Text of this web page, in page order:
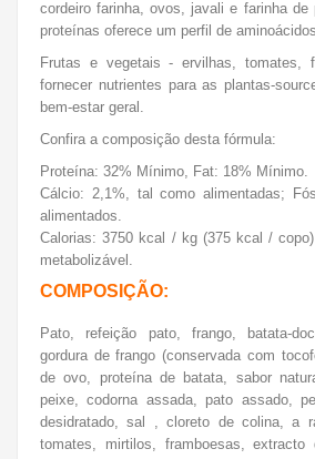
cordeiro farinha, ovos, javali e farinha de
proteínas oferece um perfil de
Frutas e vegetais - ervilhas, tomates,
fornecer nutrientes para as plantas-
bem-estar geral.
Confira a composição desta fórmula:
Proteína: 32% Mínimo, Fat: 18% Mínimo.
Cálcio: 2,1%, tal como alimentadas;
alimentados.
Calorias: 3750 kcal / kg (375 kcal /
metabolizável.
COMPOSIÇÃO:
Pato, refeição pato, frango, batata-
gordura de frango (conservada com
de ovo, proteína de batata, sabor
peixe, codorna assada, pato assado,
desidratado, sal , cloreto de colina, a
tomates, mirtilos, framboesas, extracto